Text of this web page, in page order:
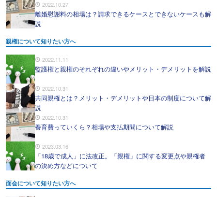
2022.10.27
離婚慰謝料の相場は？請求できるケースとできないケースも解
説
親権について知りたい方へ
2022.11.11
監護権と親権のそれぞれの違いやメリット・デメリットを解説
2022.10.31
共同親権とは？メリット・デメリットや日本の制度について解
説
2022.10.31
養育費っていくら？相場や支払期間について解説
2023.03.16
「18歳で成人」に法改正。「親権」に関する変更点や親権者
の決め方などについて
面会について知りたい方へ